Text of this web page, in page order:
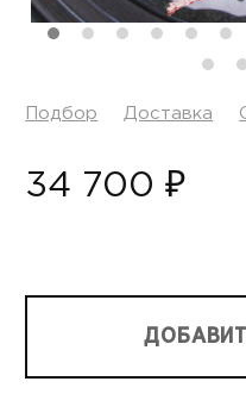
Подбор Доставка
34 700 ₽